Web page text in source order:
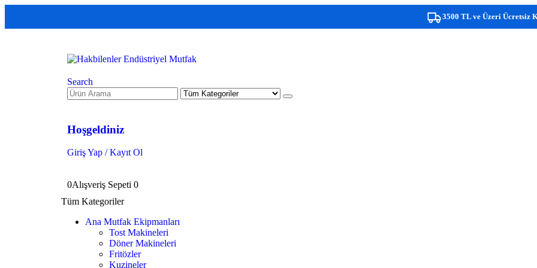
3500 TL ve Üzeri Ücretsiz Kargo!
Search
Hoşgeldiniz
Giriş Yap / Kayıt Ol
0Alışveriş Sepeti 0
Tüm Kategoriler
Ana Mutfak Ekipmanları
Tost Makineleri
Döner Makineleri
Fritözler
Kuzineler